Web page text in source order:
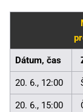
Dátum, čas
20. 6., 12:00
20. 6., 15:00